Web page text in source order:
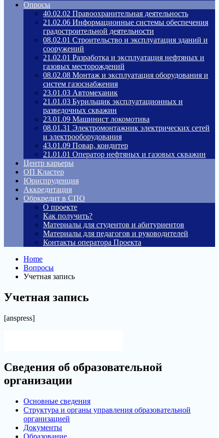
Опросы
40.02.02 Правоохранительная деятельность
21.02.06 Информационные системы обеспечения
градостроительной деятельности
08.02.01 Строительство и эксплуатация зданий и
сооружений
21.02.01 Разработка и эксплуатация нефтяных и
газовых месторождений
08.02.08 Монтаж и эксплуатация оборудования и
систем газоснабжения
23.01.03 Автомеханик
21.01.03 Бурильщик эксплуатационных и
разведочных скважин
23.01.09 Машинист локомотива
08.01.31 Электромонтажник электрических сетей
и электрооборудования
43.01.09 Повар, кондитер
21.01.01 Оператор нефтяных и газовых скважин
Центр карьеры
ОП Кластер
Юриспруденция
Аккредитация
Обркредит в СПО
О проекте
Как получить?
Материалы для студентов и абитуриентов
Материалы для педагогов и руководителей
Контакты оператора Проекта
Home
Вопросы
Учетная запись
Учетная запись
[anspress]
Сведения об образовательной
организации
Основные сведения
Структура и органы управления образовательной
организацией
Документы
Образование